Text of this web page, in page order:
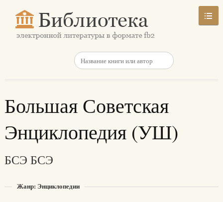
Большая Советская
Энциклопедия (УШ)
БСЭ БСЭ
Жанр: Энциклопедии